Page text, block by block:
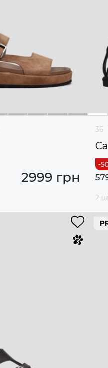
2999 грн
36
2